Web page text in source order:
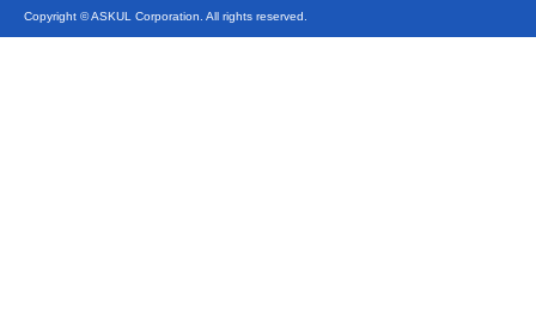
Copyright © ASKUL Corporation. All rights reserved.